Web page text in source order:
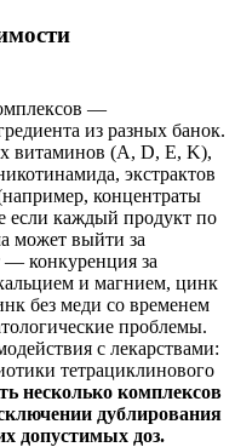
—
из разных банок.
витаминов (A, D, E, K),
экстрактов
концентраты
если каждый продукт по
может выйти за
конкуренция за
и магнием, цинк
без меди со временем
проблемы.
с лекарствами:
тетрациклинового
несколько комплексов
дублирования
допустимых доз.